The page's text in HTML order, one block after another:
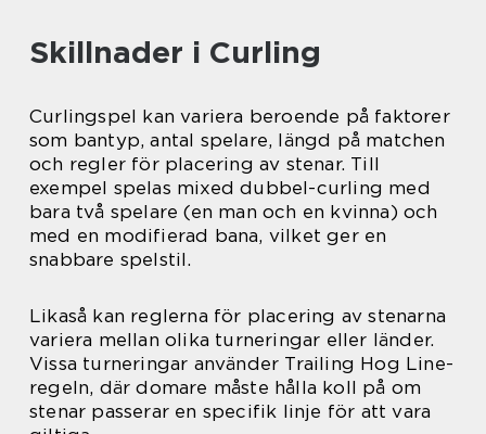
Skillnader i Curling
Curlingspel kan variera beroende på faktorer
som bantyp, antal spelare, längd på matchen
och regler för placering av stenar. Till
exempel spelas mixed dubbel-curling med
bara två spelare (en man och en kvinna) och
med en modifierad bana, vilket ger en
snabbare spelstil.
Likaså kan reglerna för placering av stenarna
variera mellan olika turneringar eller länder.
Vissa turneringar använder Trailing Hog Line-
regeln, där domare måste hålla koll på om
stenar passerar en specifik linje för att vara